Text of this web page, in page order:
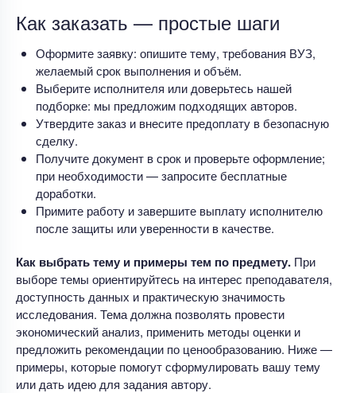
Как заказать — простые шаги
Оформите заявку: опишите тему, требования ВУЗ,
желаемый срок выполнения и объём.
Выберите исполнителя или доверьтесь нашей
подборке: мы предложим подходящих авторов.
Утвердите заказ и внесите предоплату в безопасную
сделку.
Получите документ в срок и проверьте оформление;
при необходимости — запросите бесплатные
доработки.
Примите работу и завершите выплату исполнителю
после защиты или уверенности в качестве.
Как выбрать тему и примеры тем по предмету. При
выборе темы ориентируйтесь на интерес преподавателя,
доступность данных и практическую значимость
исследования. Тема должна позволять провести
экономический анализ, применить методы оценки и
предложить рекомендации по ценообразованию. Ниже —
примеры, которые помогут сформулировать вашу тему
или дать идею для задания автору.